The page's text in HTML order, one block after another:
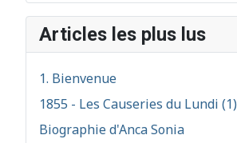
Articles les plus lus
1. Bienvenue
1855 - Les Causeries du Lundi (1)
Biographie d'Anca Sonia